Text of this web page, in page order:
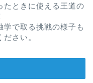
たときに使える王道の
学で取る挑戦の様子も
さい。